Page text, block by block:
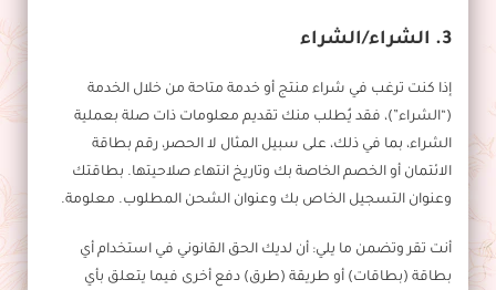
3. الشراء/الشراء
إذا كنت ترغب في شراء منتج أو خدمة متاحة من خلال الخدمة
(“الشراء”)، فقد يُطلب منك تقديم معلومات ذات صلة بعملية
الشراء، بما في ذلك، على سبيل المثال لا الحصر، رقم بطاقة
الائتمان أو الخصم الخاصة بك وتاريخ انتهاء صلاحيتها. بطاقتك
وعنوان التسجيل الخاص بك وعنوان الشحن المطلوب. معلومة.
أنت تقر وتضمن ما يلي: أن لديك الحق القانوني في استخدام أي
بطاقة (بطاقات) أو طريقة (طرق) دفع أخرى فيما يتعلق بأي